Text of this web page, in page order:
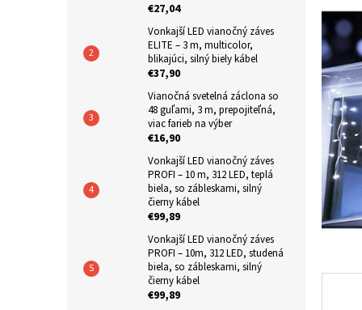
€27,04
Vonkajší LED vianočný záves
ELITE – 3 m, multicolor,
blikajúci, silný biely kábel
€37,90
Vianočná svetelná záclona so
48 guľami, 3 m, prepojiteľná,
viac farieb na výber
€16,90
Vonkajší LED vianočný záves
PROFI – 10 m, 312 LED, teplá
biela, so zábleskami, silný
čierny kábel
€99,89
Vonkajší LED vianočný záves
PROFI – 10m, 312 LED, studená
biela, so zábleskami, silný
čierny kábel
€99,89
je
0,0
z
5